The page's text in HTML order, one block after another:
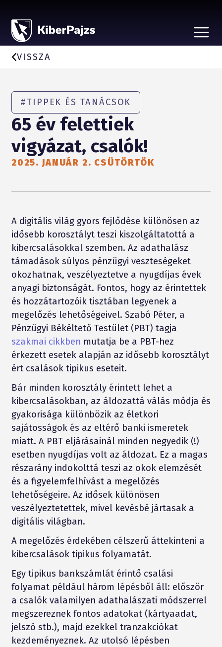
CSALÁSTÍPUSOK
HÍREK
PARTNEREKNEK
VISSZA
#TIPPEK ÉS TANÁCSOK
65 év felettiek
vigyázat, csalók!
2025. JANUÁR 2. CSÜTÖRTÖK
A digitális világ gyors fejlődése különösen az
idősebb korosztályt teszi kiszolgáltatottá a
kibercsalásokkal szemben. Az adathalász
támadások súlyos pénzügyi veszteségeket
okozhatnak, veszélyeztetve a nyugdíjas évek
anyagi biztonságát. Fontos, hogy az érintettek
és hozzátartozóik tisztában legyenek a
megelőzés lehetőségeivel. Szabó Péter, a
Pénzügyi Békéltető Testület (PBT) tagja
szakmai cikkben mutatja be a PBT-hez
érkezett esetek alapján az idősebb korosztályt
ért csalások tipikus eseteit.
Bár minden korosztály érintett lehet a
kibercsalásokban, az áldozattá válás módja és
gyakorisága különbözik az életkori
sajátosságok és az eltérő banki ismeretek
miatt. A PBT eljárásainál minden negyedik (!)
esetben nyugdíjas volt az áldozat. Ez a magas
részarány indokolttá teszi az okok elemzését
és a figyelemfelhívást a megelőzés
lehetőségeire. Az idősek különösen
veszélyeztetettek, mivel kevésbé jártasak a
digitális világban.
A megelőzés érdekében célszerű áttekinteni a
kibercsalások tipikus folyamatát.
Egy tipikus bankszámlát érintő csalási
folyamat például három lépésből áll: először
a csalók valamilyen adathalászati módszerrel
megszereznek fontos adatokat (kártyaadat,
jelszó stb.), majd ezekkel tranzakciókat
kezdeményeznek. Az utolsó lépésben